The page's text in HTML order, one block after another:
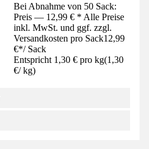
Bei Abnahme von 50 Sack:
Preis — 12,99 € * Alle Preise
inkl. MwSt. und ggf. zzgl.
Versandkosten pro Sack12,99
€*/ Sack
Entspricht 1,30 € pro kg(1,30
€/ kg)